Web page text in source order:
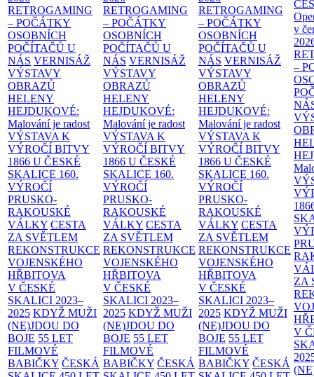
RETROGAMING
– POČÁTKY
OSOBNÍCH
POČÍTAČŮ U
NÁS VERNISÁŽ
VÝSTAVY
OBRAZŮ
HELENY
HEJDUKOVÉ:
Malování je radost
VÝSTAVA K
VÝROČÍ BITVY
1866 U ČESKÉ
SKALICE 160.
VÝROČÍ
PRUSKO-
RAKOUSKÉ
VÁLKY CESTA
ZA SVĚTLEM
REKONSTRUKCE
VOJENSKÉHO
HŘBITOVA
V ČESKÉ
SKALICI 2023–
2025 KDYŽ MUŽI
(NE)JDOU DO
BOJE 55 LET
FILMOVÉ
BABIČKY ČESKÁ
RETROGAMING
– POČÁTKY
OSOBNÍCH
POČÍTAČŮ U
NÁS VERNISÁŽ
VÝSTAVY
OBRAZŮ
HELENY
HEJDUKOVÉ:
Malování je radost
VÝSTAVA K
VÝROČÍ BITVY
1866 U ČESKÉ
SKALICE 160.
VÝROČÍ
PRUSKO-
RAKOUSKÉ
VÁLKY CESTA
ZA SVĚTLEM
REKONSTRUKCE
VOJENSKÉHO
HŘBITOVA
V ČESKÉ
SKALICI 2023–
2025 KDYŽ MUŽI
(NE)JDOU DO
BOJE 55 LET
FILMOVÉ
BABIČKY ČESKÁ
RETROGAMING
– POČÁTKY
OSOBNÍCH
POČÍTAČŮ U
NÁS VERNISÁŽ
VÝSTAVY
OBRAZŮ
HELENY
HEJDUKOVÉ:
Malování je radost
VÝSTAVA K
VÝROČÍ BITVY
1866 U ČESKÉ
SKALICE 160.
VÝROČÍ
PRUSKO-
RAKOUSKÉ
VÁLKY CESTA
ZA SVĚTLEM
REKONSTRUKCE
VOJENSKÉHO
HŘBITOVA
V ČESKÉ
SKALICI 2023–
2025 KDYŽ MUŽI
(NE)JDOU DO
BOJE 55 LET
FILMOVÉ
BABIČKY ČESKÁ
v
–
ZA
V